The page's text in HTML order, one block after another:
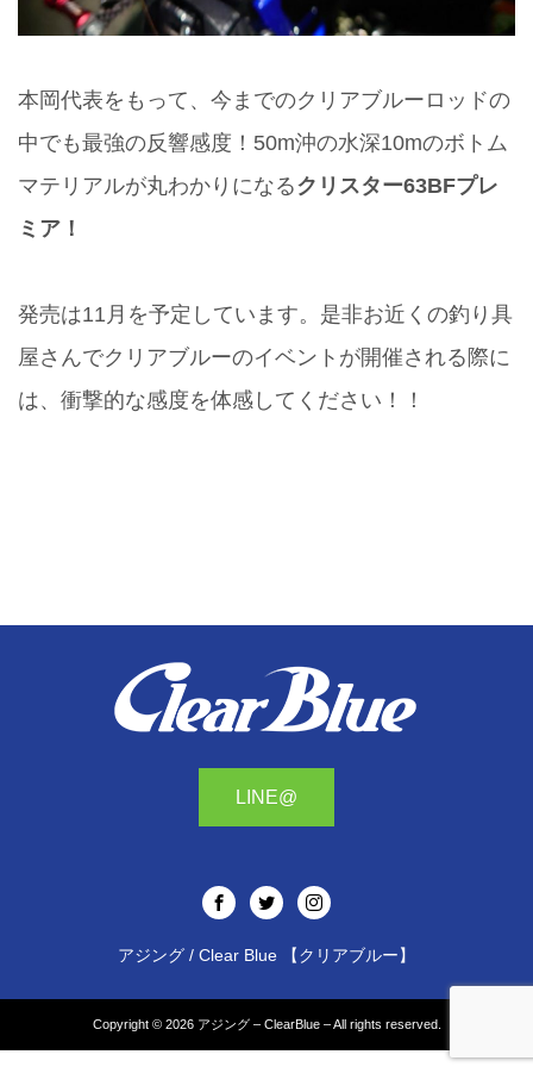
本岡代表をもって、今までのクリアブルーロッドの
中でも最強の反響感度！50m沖の水深10mのボトム
マテリアルが丸わかりになるクリスター63BFプレ
ミア！
発売は11月を予定しています。是非お近くの釣り具
屋さんでクリアブルーのイベントが開催される際に
は、衝撃的な感度を体感してください！！
LINE@
アジング / Clear Blue 【クリアブルー】
Copyright © 2026 アジング – ClearBlue –All rights reserved.